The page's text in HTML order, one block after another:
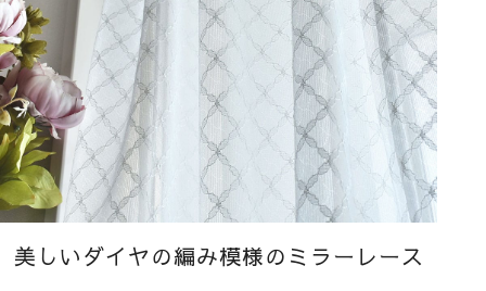
美しいダイヤの編み模様のミラーレース